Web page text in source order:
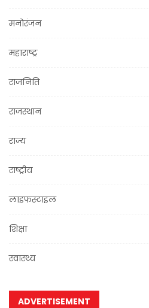
मनोरंजन
महाराष्ट्र
राजनिति
राजस्थान
राज्य
राष्ट्रीय
लाइफस्टाइल
शिक्षा
स्वास्थ्य
ADVERTISEMENT